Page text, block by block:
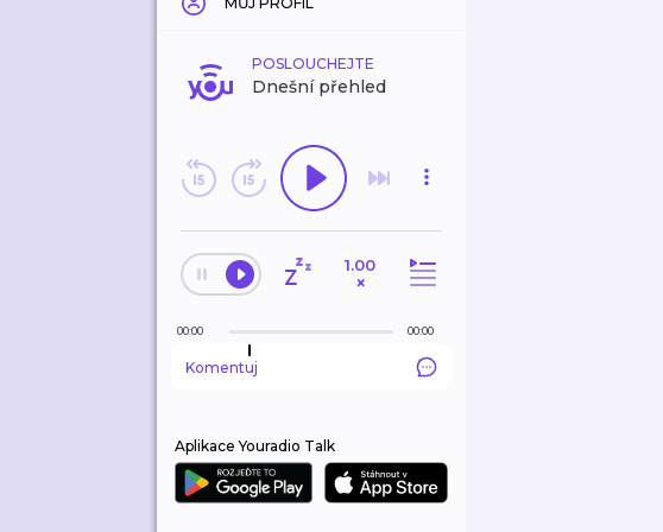
POSLOUCHEJTE
Dnešní přehled
1.00
×
00:00 00:00
Komentuj
Aplikace Youradio Talk